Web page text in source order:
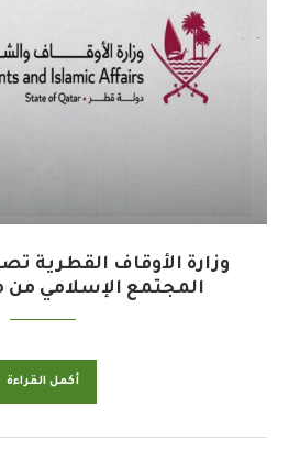
وزارة الأوقاف القطرية
المجتمع الإسلامي من
أكمل القراءة